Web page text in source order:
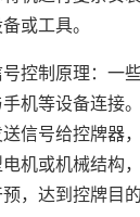
或工具。
控制原理：一
机等设备连接
信号给控牌器
机或机械结构
，达到控牌目的